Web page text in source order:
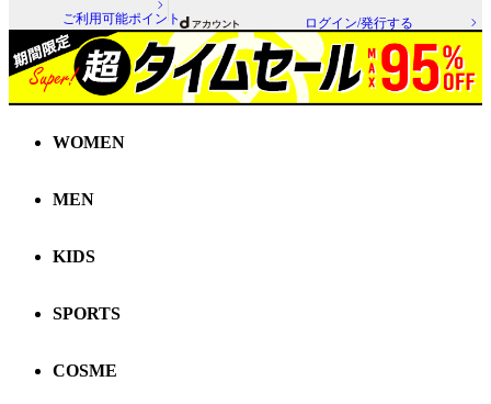
ご利用可能ポイント ログイン/発行する
WOMEN
MEN
KIDS
SPORTS
COSME